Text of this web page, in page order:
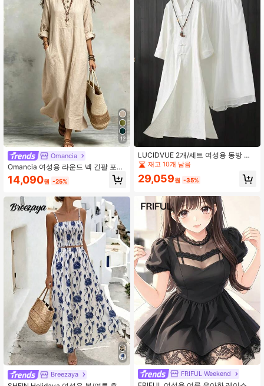
4.54 137 팔로워
4.54 137 팔로워
4.54 137 팔로워
4.54 137 팔로워
4.54 137 팔로워
4.54 137 팔로워 12
Omancia
Omancia 여성용 라운드 넥 긴팔 포켓
드레스, 캐주얼 드레스, 여름 드레스,
여성 휴가 의상, 비치 드레스
14,090원 -25%
Breezaya
LUCIDVUE 2개/세트 여성용 동방 복
식 당복, 개구리 단추가 있는 린넨 미
드 길이 상의, 화이트 롱 셔츠, 쉬폰 와
이드 레그 팬츠, 빈티지 우아한 여름
재고 10개 남음
29,059원 -35%
FRIFUL Weekend